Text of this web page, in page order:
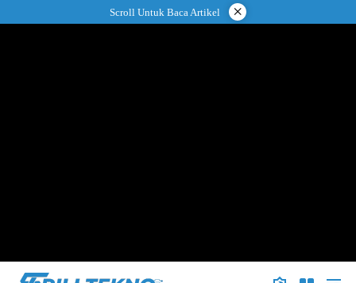
ke
Scroll Untuk Baca Artikel ×